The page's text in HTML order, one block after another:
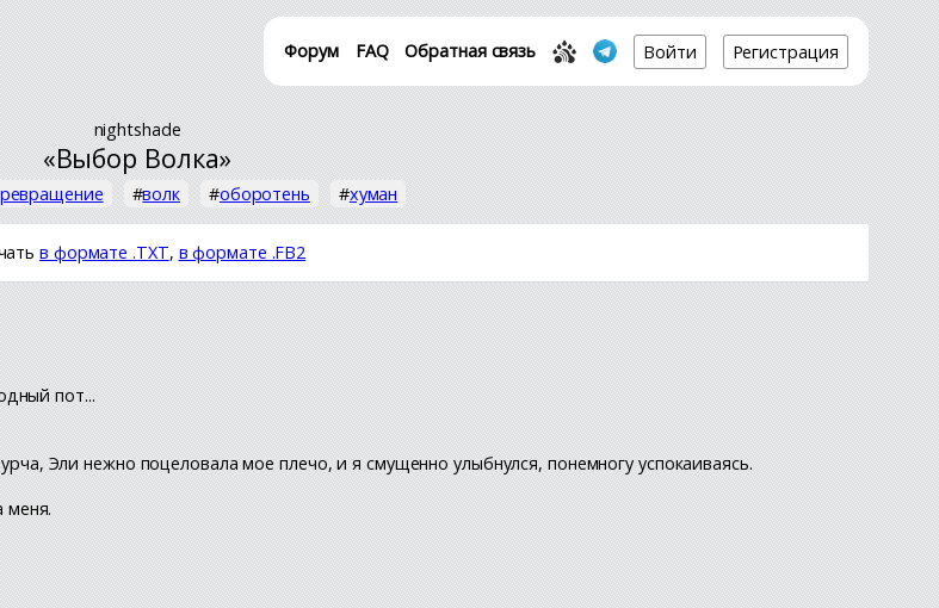
Форум FAQ Обратная связь Войти Регистрация
nightshade
«Выбор Волка»
#волк #оборотень #хуман
в формате .TXT, в формате .FB2
пот...
Эли нежно поцеловала мое плечо, и я смущенно улыбнулся, понемногу успокаиваясь.
меня.